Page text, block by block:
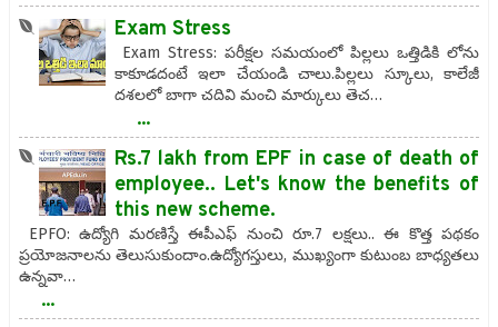
Exam Stress
Exam Stress: పరీక్షల సమయంలో పిల్లలు ఒత్తిడికి లోను
కాకూడదంటే ఇలా చేయండి చాలు.పిల్లలు స్కూలు, కాలేజీ
దశలలో బాగా చదివి మంచి మార్కులు తెచ…
...
Rs.7 lakh from EPF in case of death of
employee.. Let's know the benefits of
this new scheme.
EPFO: ఉద్యోగి మరణిస్తే ఈపీఎఫ్‌ నుంచి రూ.7 లక్షలు.. ఈ కొత్త పథకం
ప్రయోజనాలను తెలుసుకుందాం.ఉద్యోగస్తులు, ముఖ్యంగా కుటుంబ బాధ్యతలు
ఉన్నవా…
...